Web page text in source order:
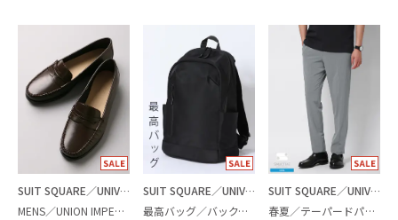
SUIT SQUARE／UNIVERSAL LANGUAGE
MENS／UNION IMPERIAL監修／コインローファー
SUIT SQUARE／UNIVERSAL LANGUAGE
最高バッグ／バックパック
SUIT SQUARE／UNIVERSAL LANGUAGE
春夏／テーパードパンツ